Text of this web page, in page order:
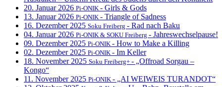
20. Januar 2026 Pi-ONIK - Girls & Gods
13. Januar 2026 Pi-ONIK - Triangle of Sadness
16. Dezember 2025 Soku Freiberg - Rad nach Baku
04. Januar 2026 Pi-ONIK & SOKU Freiberg - Jahreswechselpause!
09. Dezember 2025 Pi-ONIK - How to Make a Killing
02. Dezember 2025 Pi-ONIK - Im Keller
18. November 2025 Soku Freiberg+ - „Offroad Sorgau –
Kongo“
11. November 2025 Pi-ONIK - „AI WEIWEIS TURANDOT“